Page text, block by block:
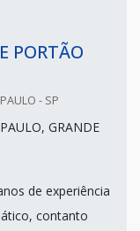
PORTÃO
- SP
GRANDE
de experiência
contanto